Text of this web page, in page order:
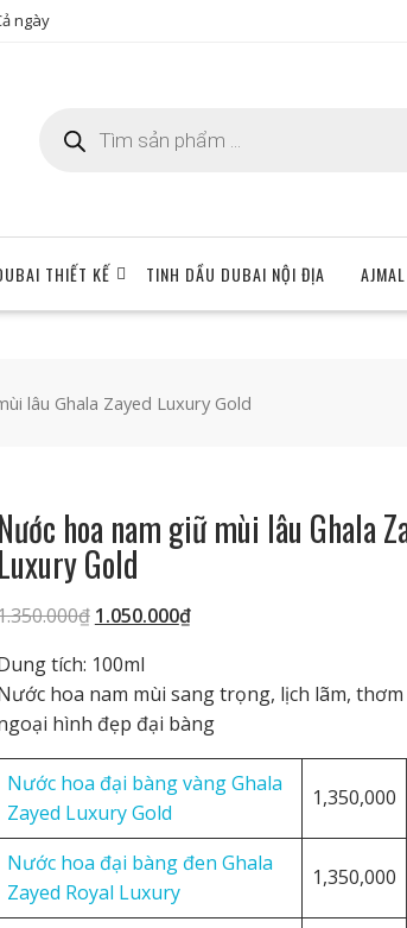
ngày
kiếm
sản
THIẾT KẾ TINH DẦU DUBAI NỘI ĐỊA
lâu Ghala Zayed Luxury Gold
Nước hoa nam giữ mùi lâu Ghala
Luxury Gold
₫ Giá
là:
1.350.000₫.
1.050.000₫Giá
là:
1.050.000₫.
tích: 100ml
hoa nam mùi sang trọng, lịch lãm, thơm
hình đẹp đại bàng
Nước hoa đại bàng vàng Ghala
Zayed Luxury Gold
1,350,000
Nước hoa đại bàng đen Ghala
Zayed Royal Luxury
1,350,000